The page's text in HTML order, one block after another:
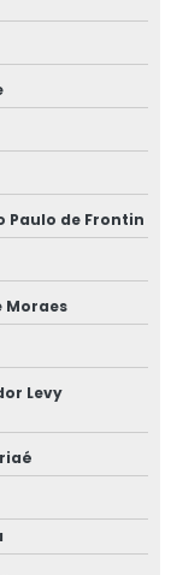
Paulo de Frontin
Moraes
Levy